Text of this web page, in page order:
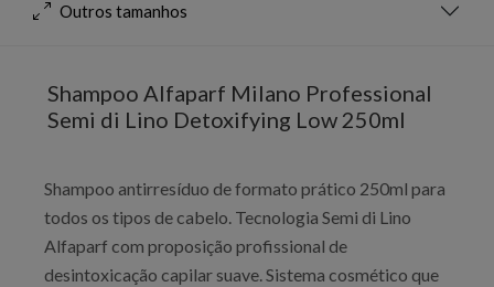
Outros tamanhos
Shampoo Alfaparf Milano Professional
Semi di Lino Detoxifying Low 250ml
Shampoo antirresíduo de formato prático 250ml para
todos os tipos de cabelo. Tecnologia Semi di Lino
Alfaparf com proposição profissional de
desintoxicação capilar suave. Sistema cosmético que